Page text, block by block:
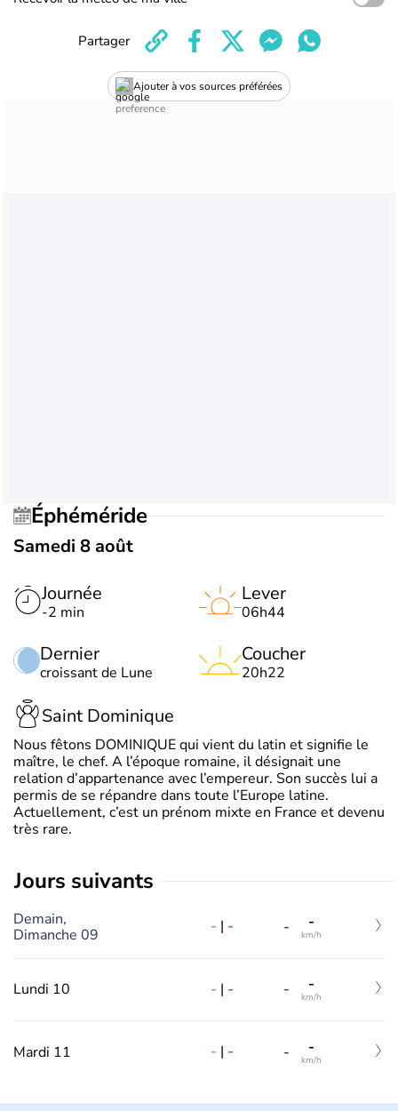
Ajouter à vos sources préférées
Partager
Éphéméride
Samedi 8 août
Journée
-2 min
Dernier
croissant de Lune
Lever
06h44
Coucher
20h22
Saint Dominique
Nous fêtons DOMINIQUE qui vient du latin et signifie le
maître, le chef. A l’époque romaine, il désignait une
relation d’appartenance avec l’empereur. Son succès lui a
permis de se répandre dans toute l’Europe latine.
Actuellement, c’est un prénom mixte en France et devenu
très rare.
jours suivants
Demain,
Dimanche 09
- | - - -
km/h
Lundi 10 - | - - -
km/h
Mardi 11 - | - - -
km/h